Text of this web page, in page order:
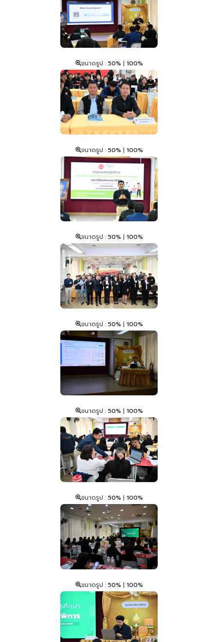
ขนาดรูป : 50% | 100%
ขนาดรูป : 50% | 100%
ขนาดรูป : 50% | 100%
ขนาดรูป : 50% | 100%
ขนาดรูป : 50% | 100%
ขนาดรูป : 50% | 100%
ขนาดรูป : 50% | 100%